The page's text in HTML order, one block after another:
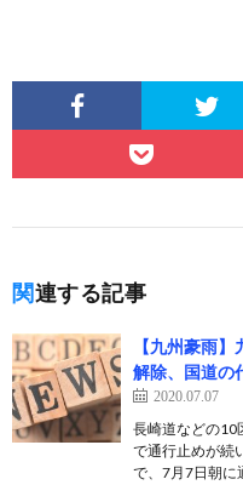
関連する記事
【九州豪雨
解除、国道の
2020.07.07
長崎道などの10
で通行止めが続
で、7月7日朝に